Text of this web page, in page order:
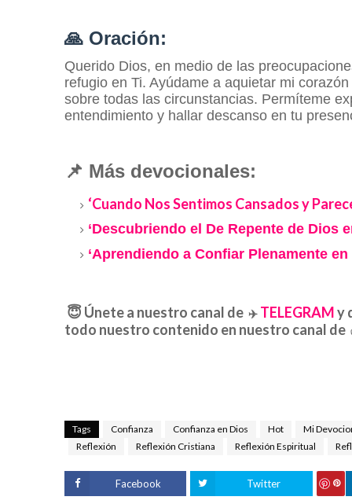
🙏 Oración:
Querido Dios, en medio de las
refugio en Ti. Ayúdame a aquietar mi
sobre todas las circunstancias. Permíteme
entendimiento y hallar descanso en tu
📌 Más devocionales:
‘Cuando Nos Sentimos Cansados y
‘Descubriendo el De Repente de Dios
‘Aprendiendo a Confiar Plenamente en
😇Únete a nuestro canal de ✈️ TELEGRAMy
todo nuestro contenido en nuestro canal de
Tags Confianza Confianza en Dios Hot
Mi
Reflexión
Reflexión Cristiana Reflexión Espiritual
Facebook Twitter